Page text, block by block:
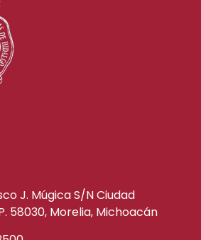
J. Múgica S/N Ciudad
58030, Morelia, Michoacán